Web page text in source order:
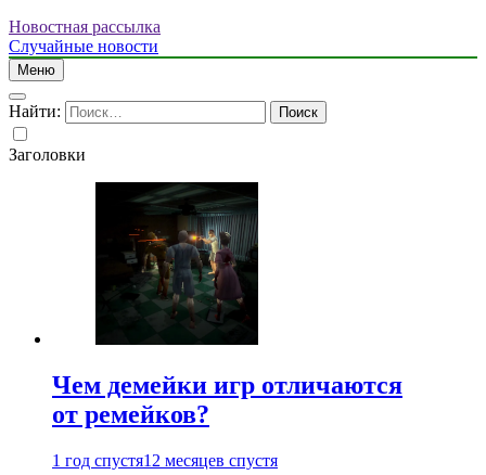
Новостная рассылка
Случайные новости
Меню
Найти:
Заголовки
Чем демейки игр отличаются
от ремейков?
1 год спустя12 месяцев спустя